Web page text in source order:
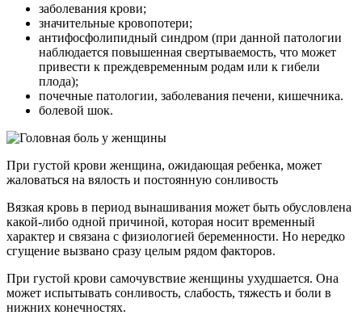
заболевания крови;
значительные кровопотери;
антифосфолипидный синдром (при данной патологии
наблюдается повышенная свертываемость, что может
привести к преждевременным родам или к гибели
плода);
почечные патологии, заболевания печени, кишечника.
болевой шок.
При густой крови женщина, ожидающая ребенка, может
жаловаться на вялость и постоянную сонливость
Вязкая кровь в период вынашивания может быть обусловлена
какой-либо одной причиной, которая носит временный
характер и связана с физиологией беременности. Но нередко
сгущение вызвано сразу целым рядом факторов.
При густой крови самочувствие женщины ухудшается. Она
может испытывать сонливость, слабость, тяжесть и боли в
нижних конечностях.